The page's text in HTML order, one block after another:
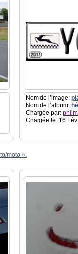
Nom de l’image:
Nom de l’album:
Chargée par:
Chargée le: 16
moto ».